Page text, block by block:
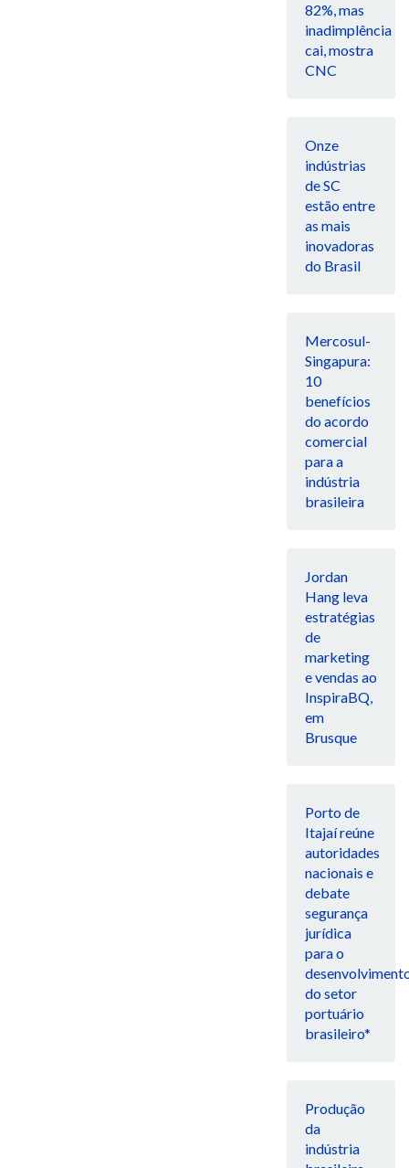
82%, mas
inadimplência
cai, mostra
CNC
Onze
indústrias
de SC
estão entre
as mais
inovadoras
do Brasil
Mercosul-
Singapura:
10
benefícios
do acordo
comercial
para a
indústria
brasileira
Jordan
Hang leva
estratégias
de
marketing
e vendas ao
InspiraBQ,
em
Brusque
Porto de
Itajaí reúne
autoridades
nacionais e
debate
segurança
jurídica
para o
do setor
portuário
brasileiro*
Produção
da
indústria